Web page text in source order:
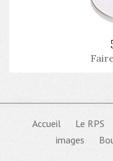
Accueil Le RPS
images